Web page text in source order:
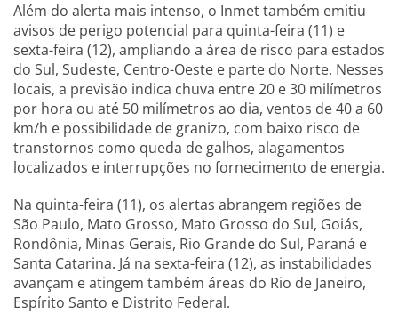
Além do alerta mais intenso, o Inmet também emitiu
avisos de perigo potencial para quinta-feira (11) e
sexta-feira (12), ampliando a área de risco para estados
do Sul, Sudeste, Centro-Oeste e parte do Norte. Nesses
locais, a previsão indica chuva entre 20 e 30 milímetros
por hora ou até 50 milímetros ao dia, ventos de 40 a 60
km/h e possibilidade de granizo, com baixo risco de
transtornos como queda de galhos, alagamentos
localizados e interrupções no fornecimento de energia.
Na quinta-feira (11), os alertas abrangem regiões de
São Paulo, Mato Grosso, Mato Grosso do Sul, Goiás,
Rondônia, Minas Gerais, Rio Grande do Sul, Paraná e
Santa Catarina. Já na sexta-feira (12), as instabilidades
avançam e atingem também áreas do Rio de Janeiro,
Espírito Santo e Distrito Federal.